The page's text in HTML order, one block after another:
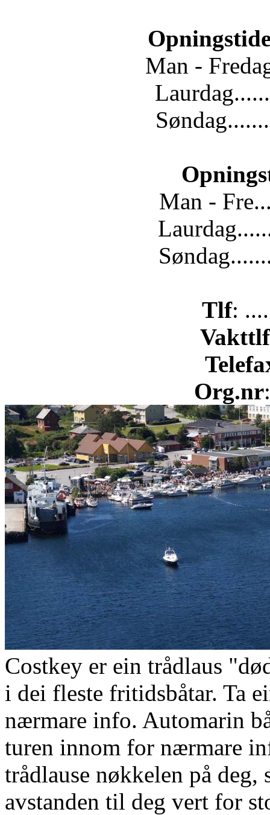
Man -
Man -
Tlf:
Vakttlf
Org.nr
Costkey er ein trådlaus
i dei fleste fritidsbåtar. Ta
nærmare info. Automarin
turen innom for nærmare
trådlause nøkkelen på
avstanden til deg vert for